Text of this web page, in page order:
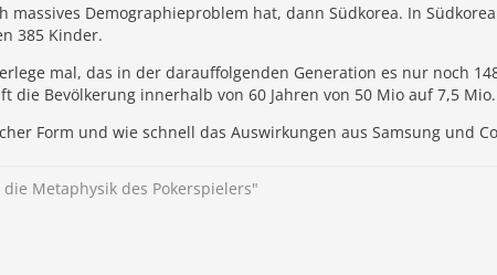
massives Demographieproblem hat, dann Südkorea. In
385 Kinder.
mal, das in der darauffolgenden Generation es nur noch
die Bevölkerung innerhalb von 60 Jahren von 50 Mio auf 7,5 Mio.
Form und wie schnell das Auswirkungen aus Samsung und
Metaphysik des Pokerspielers"